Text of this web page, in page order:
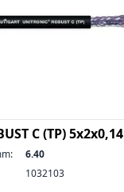
C (TP) 5x2x0,14
6.40
1032103